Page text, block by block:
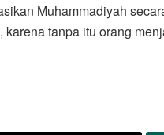
Muhammadiyah
tanpa itu orang